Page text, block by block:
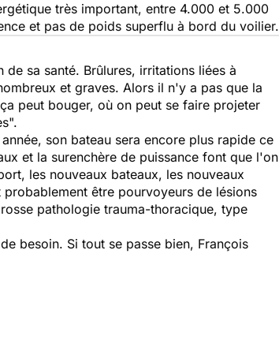
très important, entre 4.000 et 5.000
et pas de poids superflu à bord du voilier.
sa santé. Brûlures, irritations liées à
et graves. Alors il n'y a pas que la
peut bouger, où on peut se faire projeter
".
son bateau sera encore plus rapide ce
et la surenchère de puissance font que l'on
les nouveaux bateaux, les nouveaux
être pourvoyeurs de lésions
pathologie trauma-thoracique, type
besoin. Si tout se passe bien, François